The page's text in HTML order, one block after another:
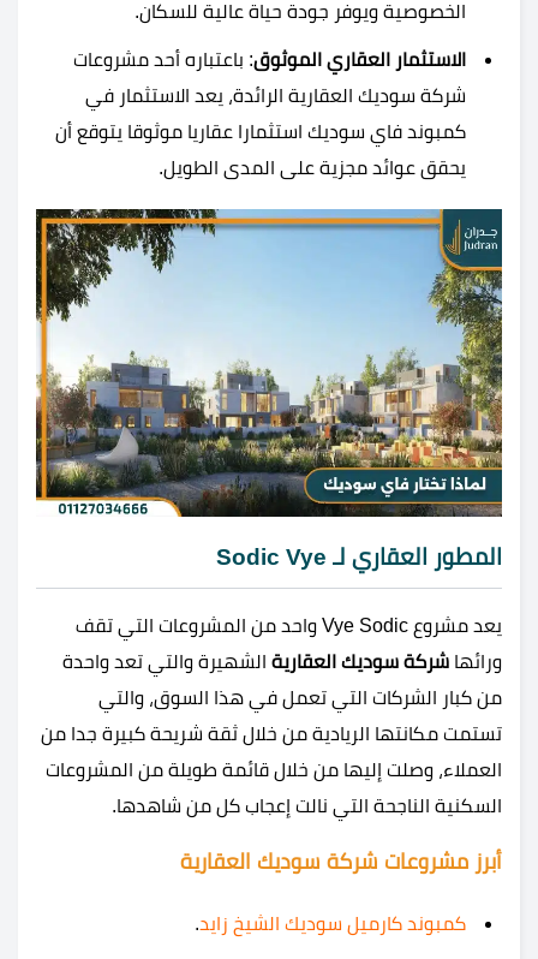
الخصوصية ويوفر جودة حياة عالية للسكان​​.
الاستثمار العقاري الموثوق: باعتباره أحد مشروعات
شركة سوديك العقارية الرائدة، يعد الاستثمار في
كمبوند فاي سوديك استثمارا عقاريا موثوقا يتوقع أن
يحقق عوائد مجزية على المدى الطويل.
المطور العقاري لـ Sodic Vye
يعد مشروع Vye Sodic واحد من المشروعات التي تقف
ورائها شركة سوديك العقارية الشهيرة والتي تعد واحدة
من كبار الشركات التي تعمل في هذا السوق، والتي
تستمت مكانتها الريادية من خلال ثقة شريحة كبيرة جدا من
العملاء، وصلت إليها من خلال قائمة طويلة من المشروعات
السكنية الناجحة التي نالت إعجاب كل من شاهدها.
أبرز مشروعات شركة سوديك العقارية
كمبوند كارميل سوديك الشيخ زايد.